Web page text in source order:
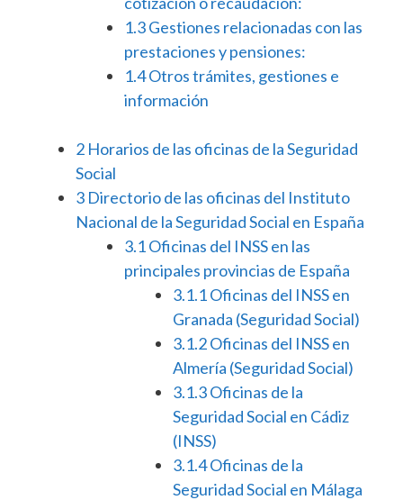
1.3Gestiones relacionadas con las
prestaciones y pensiones:
1.4Otros trámites, gestiones e
información
2 Horarios de las oficinas de la Seguridad
Social
3 Directorio de las oficinas del Instituto
Nacional de la Seguridad Social en España
3.1Oficinas del INSS en las
principales provincias de España
3.1.1Oficinas del INSS en
Granada (Seguridad Social)
3.1.2Oficinas del INSS en
Almería (Seguridad Social)
3.1.3Oficinas de la
Seguridad Social en Cádiz
(INSS)
3.1.4Oficinas de la
Seguridad Social en Málaga